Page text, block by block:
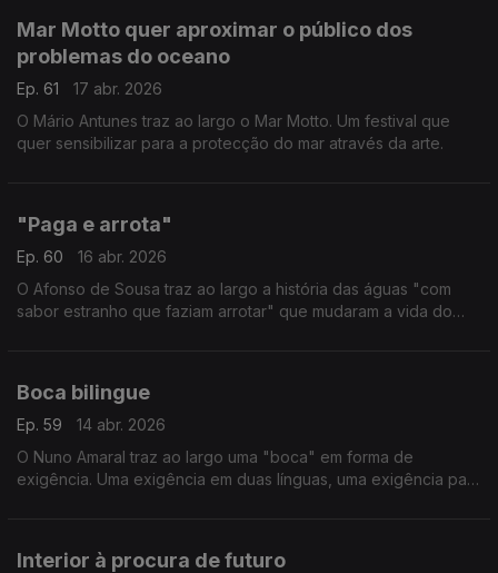
Mar Motto quer aproximar o público dos
problemas do oceano
Ep. 61
17 abr. 2026
O Mário Antunes traz ao largo o Mar Motto. Um festival que
quer sensibilizar para a protecção do mar através da arte.
"Paga e arrota"
Ep. 60
16 abr. 2026
O Afonso de Sousa traz ao largo a história das águas "com
sabor estranho que faziam arrotar" que mudaram a vida do
Boca bilingue
Ep. 59
14 abr. 2026
O Nuno Amaral traz ao largo uma "boca" em forma de
exigência. Uma exigência em duas línguas, uma exigência para
Interior à procura de futuro